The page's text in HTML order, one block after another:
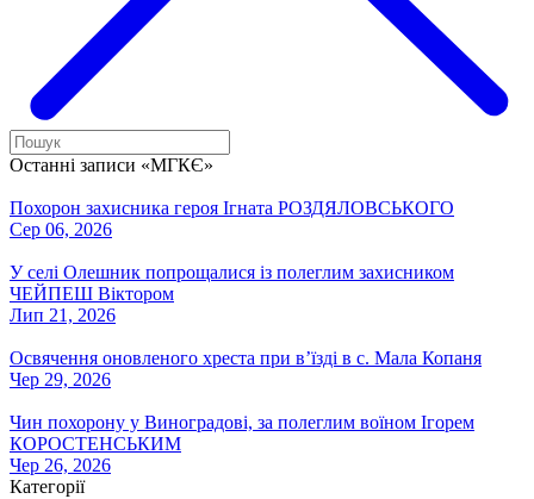
Останні записи «МГКЄ»
Похорон захисника героя Ігната РОЗДЯЛОВСЬКОГО
Сер 06, 2026
У селі Олешник попрощалися із полеглим захисником
ЧЕЙПЕШ Віктором
Лип 21, 2026
Освячення оновленого хреста при вʼїзді в с. Мала Копаня
Чер 29, 2026
Чин похорону у Виноградові, за полеглим воїном Ігорем
КОРОСТЕНСЬКИМ
Чер 26, 2026
Категорії